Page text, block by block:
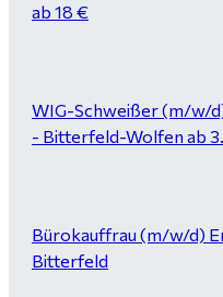
ab 18 €
WIG-Schweißer (m/w/
- Bitterfeld-Wolfen ab
Bürokauffrau (m/w/d)
Bitterfeld